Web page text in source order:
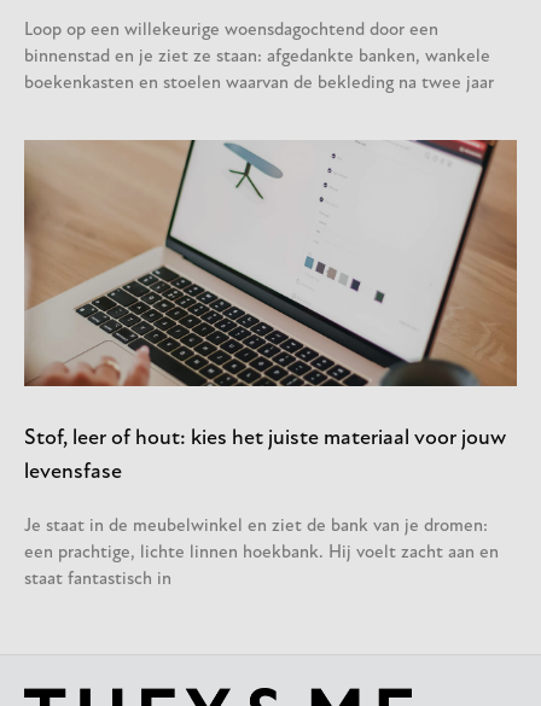
Loop op een willekeurige woensdagochtend door een
binnenstad en je ziet ze staan: afgedankte banken, wankele
boekenkasten en stoelen waarvan de bekleding na twee jaar
Stof, leer of hout: kies het juiste materiaal voor jouw
levensfase
Je staat in de meubelwinkel en ziet de bank van je dromen:
een prachtige, lichte linnen hoekbank. Hij voelt zacht aan en
staat fantastisch in